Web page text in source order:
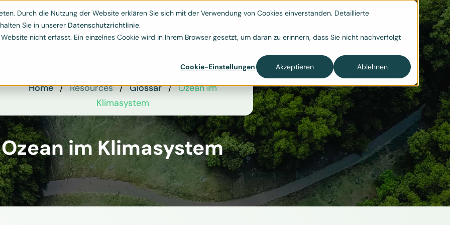
Durch die Nutzung der Website erklären Sie sich mit der Verwendung von Cookies einverstanden. Detaillierte
Sie in unserer Datenschutzrichtlinie.
nicht erfasst. Ein einzelnes Cookie wird in Ihrem Browser gesetzt, um daran zu erinnern, dass Sie nicht nachverfolgt
Cookie-Einstellungen
Akzeptieren Ablehnen
 Über uns  Kontakt ESG-Hub 
Home Resources Glossar
Ozean im
Klimasystem
Ozean im Klimasystem